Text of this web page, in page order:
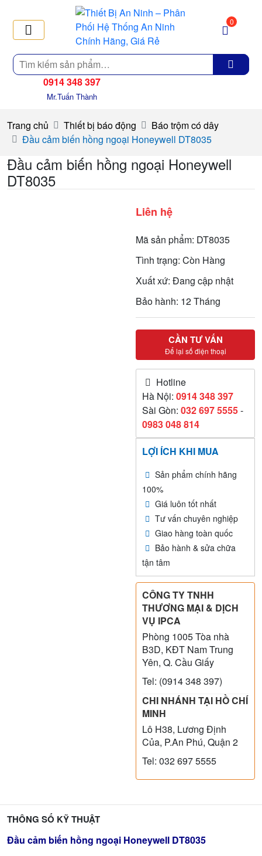
Tìm
kiếm
0
0914 348 397
Mr.Tuấn Thành
Trang chủ Thiết bị báo động
Báo trộm có dây
Đầu cảm biến hồng ngoại Honeywell DT8035
Đầu cảm biến hồng ngoại Honeywell
DT8035
Liên hệ
Mã sản phẩm: DT8035
Tình trạng: Còn Hàng
Xuất xứ: Đang cập nhật
Bảo hành: 12 Tháng
CẦN TƯ VẤN
Để lại số điện thoại
Hotline
Hà Nội:0914 348 397
Sài Gòn:032 697 5555-
0983 048 814
LỢI ÍCH KHI MUA
Sản phẩm chính hãng
100%
Giá luôn tốt nhất
Tư vấn chuyên nghiệp
Giao hàng toàn quốc
Bảo hành & sửa chữa
tận tâm
CÔNG TY TNHH
THƯƠNG MẠI & DỊCH
VỤ IPCA
Phòng 1005 Tòa nhà
B3D, KĐT Nam Trung
Yên, Q. Cầu Giấy
Tel: (0914 348 397)
CHI NHÁNH TẠI HỒ CHÍ
MINH
Lô H38, Lương Định
Của, P.An Phú, Quận 2
Tel: 032 697 5555
Đầu cảm biến hồng ngoại Honeywell DT8035
THÔNG SỐ KỸ THUẬT